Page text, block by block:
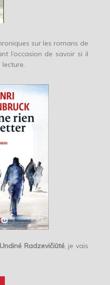
sur les romans de
l’occasion de savoir si il
Undiné Radzevičiūté, je vais